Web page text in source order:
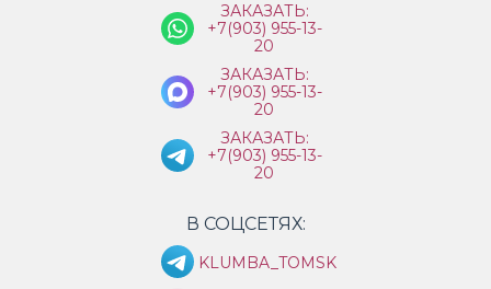
ЗАКАЗАТЬ:
+7(903) 955-13-
20
ЗАКАЗАТЬ:
+7(903) 955-13-
20
ЗАКАЗАТЬ:
+7(903) 955-13-
20
В СОЦСЕТЯХ:
KLUMBA_TOMSK